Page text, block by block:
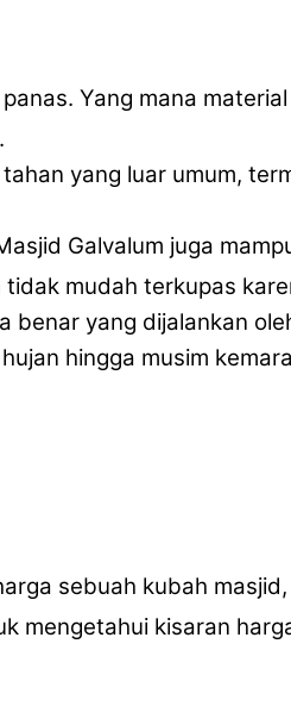
Yang mana
yang luar umum,
Galvalum juga
mudah terkupas
yang dijalankan
hingga musim
sebuah kubah
mengetahui kisaran